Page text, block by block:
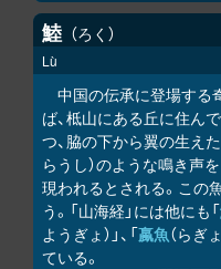
鯥 ろく
Lù
中国の伝承に登場する
ば、柢山にある丘に住ん
つ、脇の下から翼の生え
らうし）のような鳴き声
現われるとされる。この
う。「山海経」には他にも「
ようぎょ）」、「蠃魚（らぎ
ている。